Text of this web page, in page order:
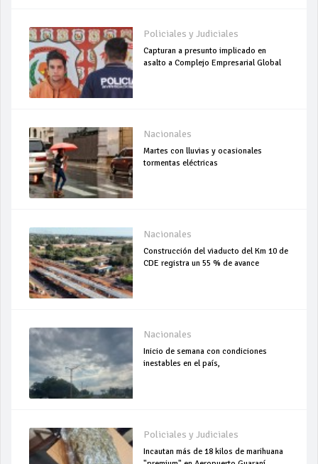
Policiales y Judiciales
Capturan a presunto implicado en
asalto a Complejo Empresarial Global
Nacionales
Martes con lluvias y ocasionales
tormentas eléctricas
Nacionales
Construcción del viaducto del Km 10 de
CDE registra un 55 % de avance
Nacionales
Inicio de semana con condiciones
inestables en el país,
Policiales y Judiciales
Incautan más de 18 kilos de marihuana